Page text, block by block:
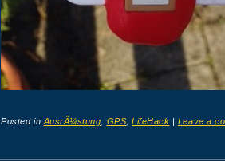
Posted in AusrÃ¼stung GPS ,LifeHack | Leave a